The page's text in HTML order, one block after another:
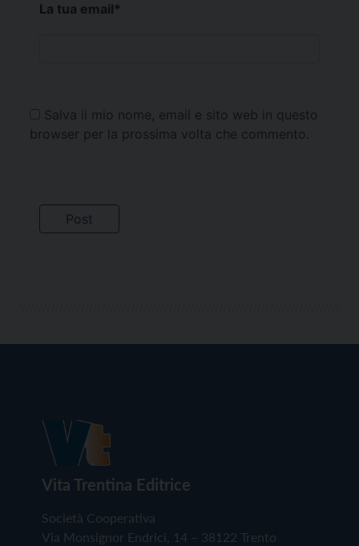
La tua email*
Salva il mio nome, email e sito web in questo
browser per la prossima volta che commento.
Vita Trentina Editrice
Società Cooperativa
Via Monsignor Endrici, 14 – 38122 Trento